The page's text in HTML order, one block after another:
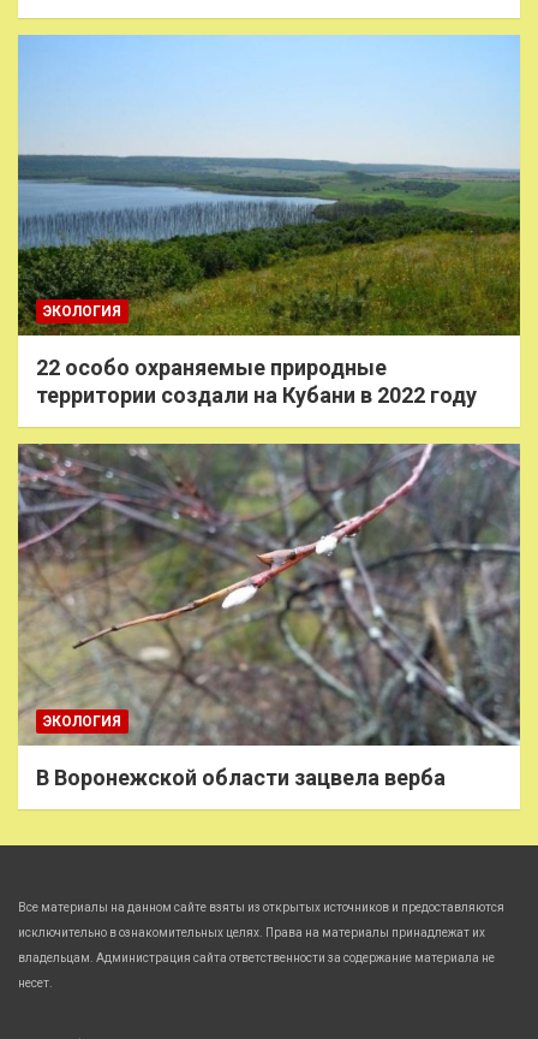
ЭКОЛОГИЯ
22 особо охраняемые природные
территории создали на Кубани в 2022 году
ЭКОЛОГИЯ
В Воронежской области зацвела верба
Все материалы на данном сайте взяты из открытых источников и предоставляются
исключительно в ознакомительных целях. Права на материалы принадлежат их
владельцам. Администрация сайта ответственности за содержание материала не
несет.